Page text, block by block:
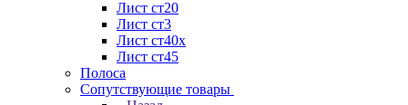
Лист ст20
Лист ст3
Лист ст40х
Лист ст45
Полоса
Сопутствующие товары